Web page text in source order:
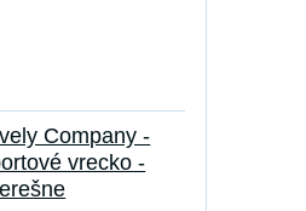
Company -
vrecko -